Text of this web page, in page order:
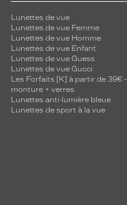
Lunettes de vue
Lunettes de vue Femme
Lunettes de vue Homme
Lunettes de vue Enfant
Lunettes de vue Guess
Lunettes de vue Gucci
Les Forfaits [K] à partir de 39€ -
monture + verres
Lunettes anti-lumière bleue
Lunettes de sport à la vue